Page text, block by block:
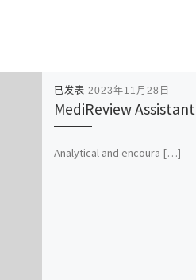
已发表 2023年11月28日
MediReview Assistant
Analytical and encoura […]